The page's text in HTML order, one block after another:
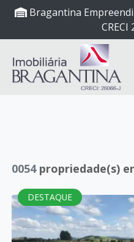
Bragantina
CRECI
0054propriedade(s)
DESTAQUE